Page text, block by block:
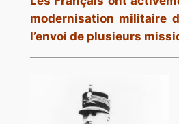
modernisation militaire
l’envoi de plusieurs